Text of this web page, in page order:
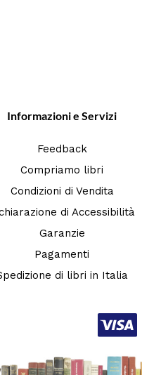
Informazioni e Servizi
Feedback
Compriamo libri
Condizioni di Vendita
di Accessibilità
Garanzie
Pagamenti
di libri in Italia